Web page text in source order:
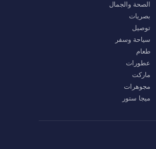
الصحة والجمال
بصريات
توصيل
سياحة وسفر
طعام
عطورات
ماركت
مجوهرات
ميجا ستور